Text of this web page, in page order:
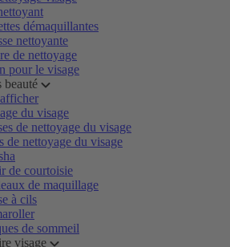
démaquillantes
nettoyante
de nettoyage
pour le visage
beauté
du visage
de nettoyage du visage
de nettoyage du visage
de courtoisie
de maquillage
à cils
de sommeil
visage